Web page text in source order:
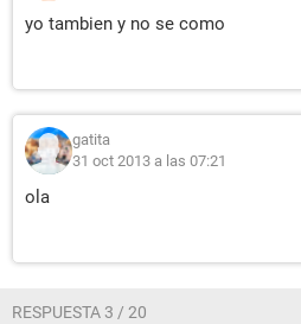
yo tambien y no se como
gatita
31 oct 2013 a las 07:21
ola
RESPUESTA 3 / 20